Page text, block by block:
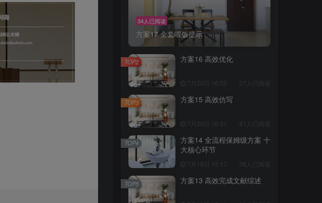
34人已阅读
方案17 全套喂饭提示
方案16 高效优化
7月20日 16:33 27人已阅读
TOP2
方案15 高效仿写
7月20日 16:31 41人已阅读
TOP3
方案14 全流程保姆级方案 十
大核心环节
7月19日 15:17 38人已阅读
TOP4
方案13 高效完成文献综述
TOP5